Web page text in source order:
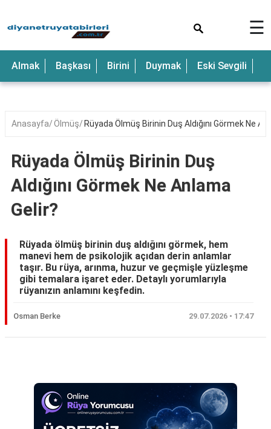
Anne
Bebek
Çocuk
Deniz
Düğün
Erkek
Eski
Gelin
Hamile
☰
Almak Başkası Birini Duymak Eski Sevgili
Anasayfa Ölmüş Rüyada Ölmüş Birinin Duş Aldığını Görmek Ne
Rüyada Ölmüş Birinin Duş
Aldığını Görmek Ne Anlama
Gelir?
Rüyada ölmüş birinin duş aldığını görmek, hem
manevi hem de psikolojik açıdan derin anlamlar
taşır. Bu rüya, arınma, huzur ve geçmişle yüzleşme
gibi temalara işaret eder. Detaylı yorumlarıyla
rüyanızın anlamını keşfedin.
Osman Berke 29.07.2026 • 17:47